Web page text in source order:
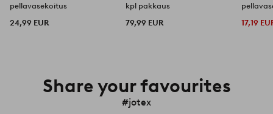
pellavasekoitus
24,99 EUR
kpl pakkaus
79,99 EUR
17,19
Share your favourites
#jotex